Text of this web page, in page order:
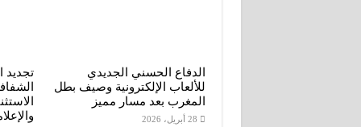
الدفاع الحسني الجديدي
للألعاب الإلكترونية وصيف بطل
المغرب بعد مسار مميز
28 أبريل، 2026
تجديد